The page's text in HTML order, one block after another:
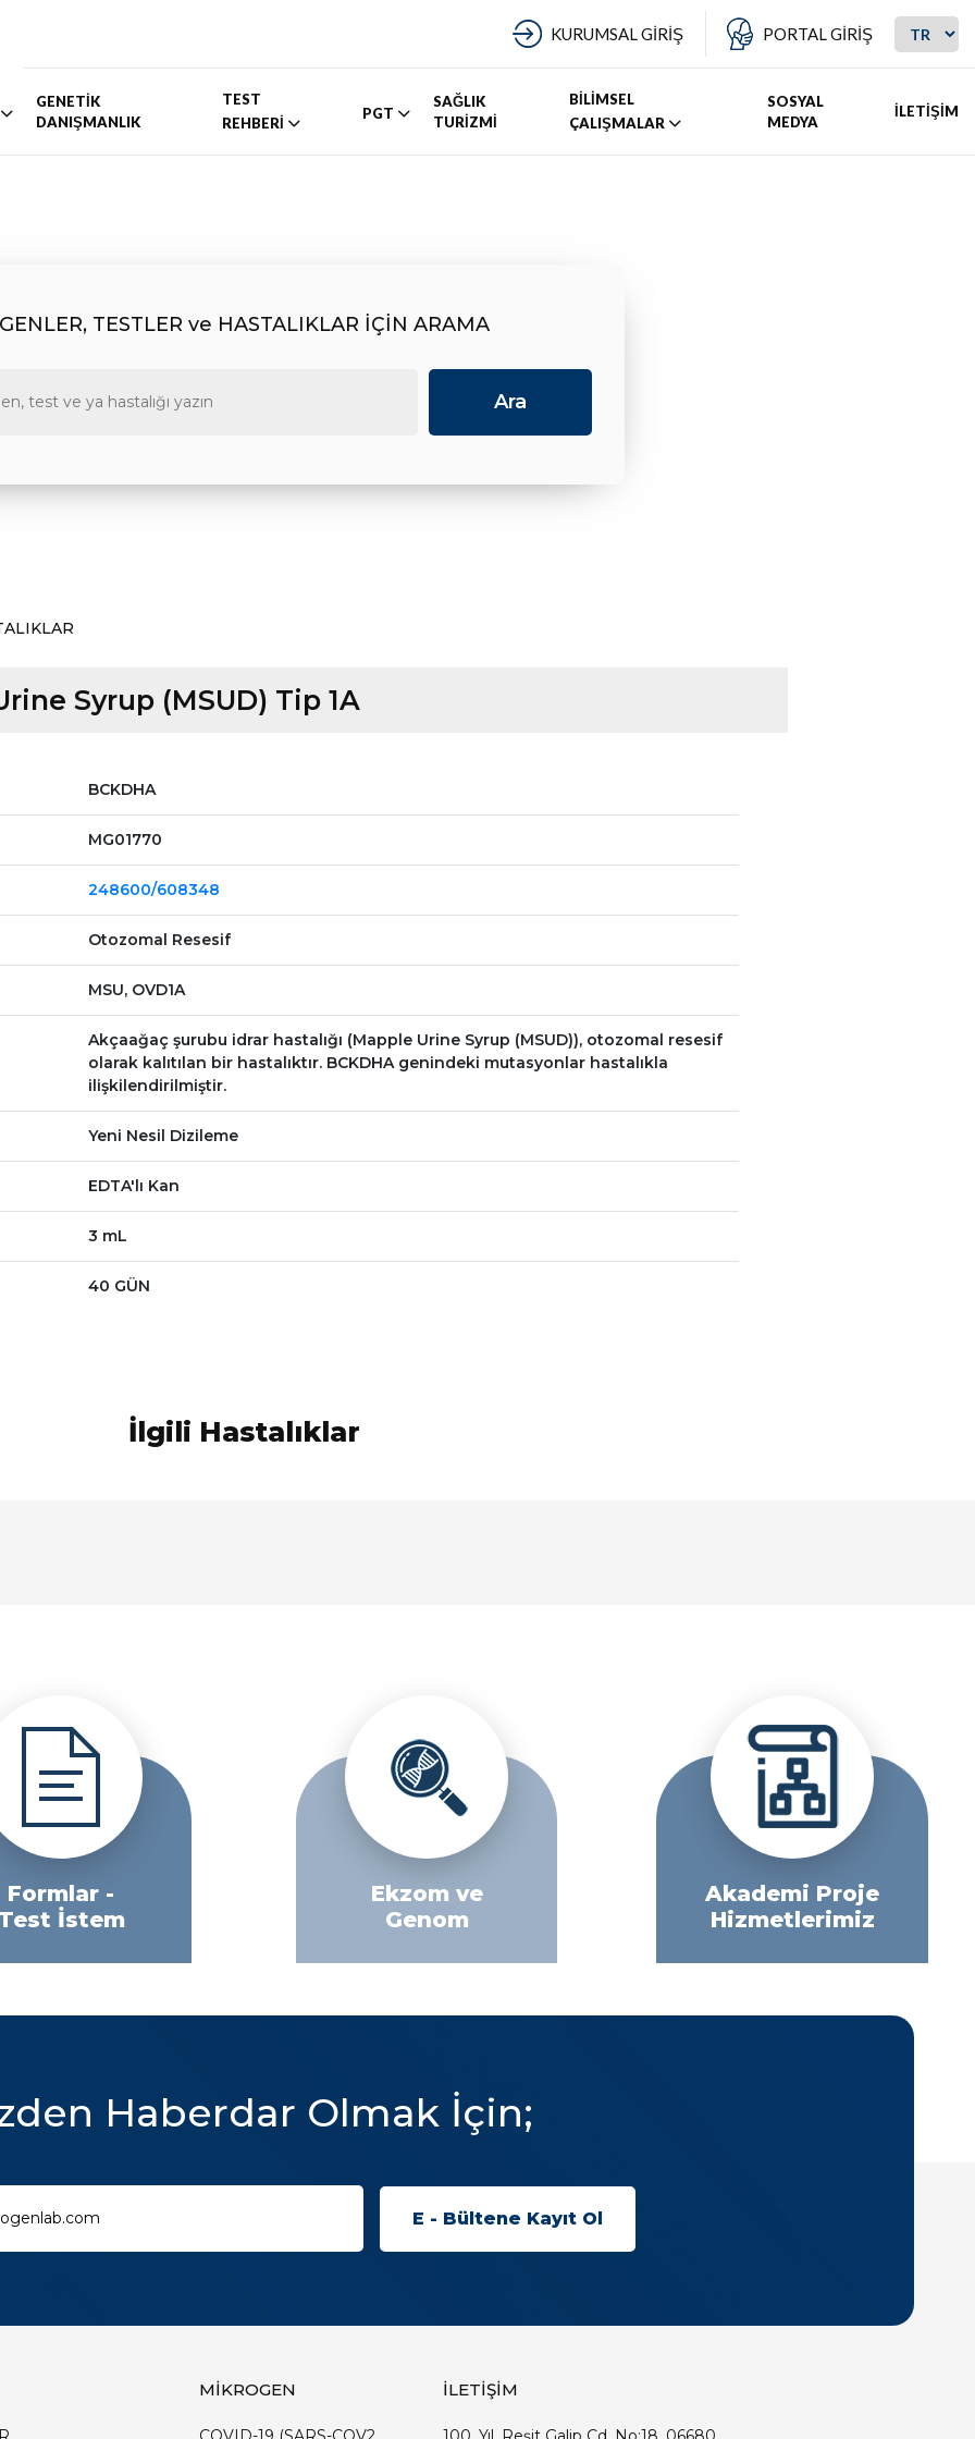
KURUMSAL GİRİŞ PORTAL GİRİŞ
GENETİK
DANIŞMANLIK
TEST
REHBERİ
PGT
SAĞLIK
TURİZMİ
BİLİMSEL
ÇALIŞMALAR
SOSYAL
MEDYA
İLETİŞİM
TESTLER ve HASTALIKLAR İÇİN ARAMA
Syrup (MSUD) Tip 1A
BCKDHA
MG01770
248600/608348
Otozomal Resesif
MSU, OVD1A
Akçaağaç şurubu idrar hastalığı (Mapple Urine Syrup (MSUD)), otozomal resesif
olarak kalıtılan bir hastalıktır. BCKDHA genindeki mutasyonlar hastalıkla
ilişkilendirilmiştir.
Yeni Nesil Dizileme
EDTA'lı Kan
3 mL
40 GÜN
İlgili Hastalıklar
Formlar -
İstem
Ekzom ve
Genom
Akademi Proje
Hizmetlerimiz
Haberdar Olmak İçin;
MİKROGEN İLETİŞİM